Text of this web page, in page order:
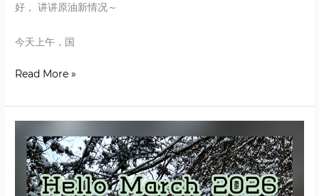
好， 讲讲原油新情况～
今天上午，国
Read More »
Update